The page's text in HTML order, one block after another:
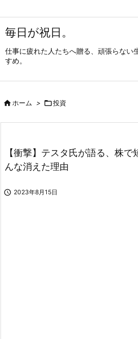
毎日が祝日。
仕事に疲れた人たちへ贈る、頑張らない
すめ。
ホーム > 投資
【衝撃】テスタ氏が語る、株
んな消えた理由
 2023年8月15日